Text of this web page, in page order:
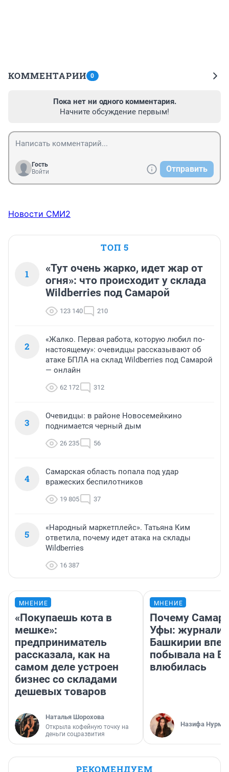
КОММЕНТАРИИ 0
Пока нет ни одного комментария.
Начните обсуждение первым!
Гость
Войти
Отправить
Новости СМИ2
ТОП 5
1
«Тут очень жарко, идет жар от
огня»: что происходит у склада
Wildberries под Самарой
123 140 210
2
«Жалко. Первая работа, которую любил по-
настоящему»: очевидцы рассказывают об
атаке БПЛА на склад Wildberries под Самарой
— онлайн
62 172 312
3
Очевидцы: в районе Новосемейкино
поднимается черный дым
26 235 56
4
Самарская область попала под удар
вражеских беспилотников
19 805 37
5
«Народный маркетплейс». Татьяна Ким
ответила, почему идет атака на склады
Wildberries
16 387
МНЕНИЕ
«Покупаешь кота в
мешке»:
предприниматель
рассказала, как на
самом деле устроен
бизнес со складами
дешевых товаров
Наталья Шорохова
Открыла кофейную точку на
деньги соцразвития
МНЕНИЕ
Почему
Уфы:
Башкирии
побывала на
влюбилась
Назифа
РЕКОМЕНДУЕМ